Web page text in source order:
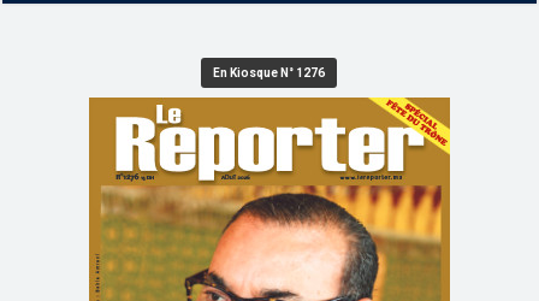
En Kiosque N° 1276